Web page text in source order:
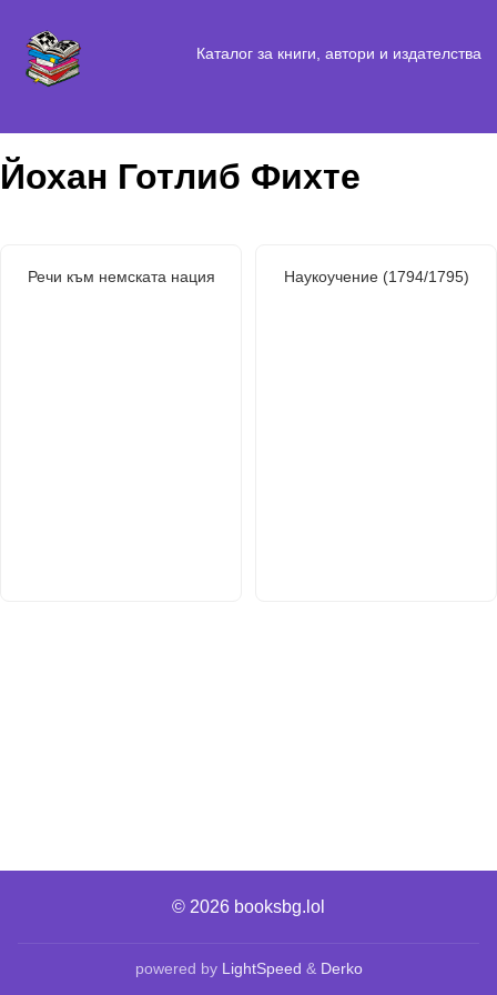
Каталог за книги, автори и издателства
Йохан Готлиб Фихте
Речи към немската нация Наукоучение (1794/1795)
© 2026 booksbg.lol
powered by LightSpeed & Derko